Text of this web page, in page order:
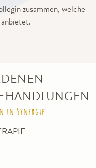
zusammen, welche
in Synergie